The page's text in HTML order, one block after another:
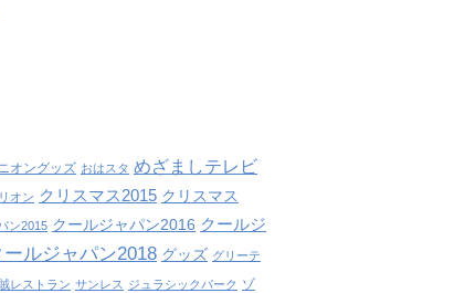
オングッズ おはスタ めざましテレビ
オン クリスマス2015 クリスマス
ン2015 クールジャパン2016 クールジ
ールジャパン2018 グッズ グリーテ
レストラン サンレス ジュラシックパーク ゾ